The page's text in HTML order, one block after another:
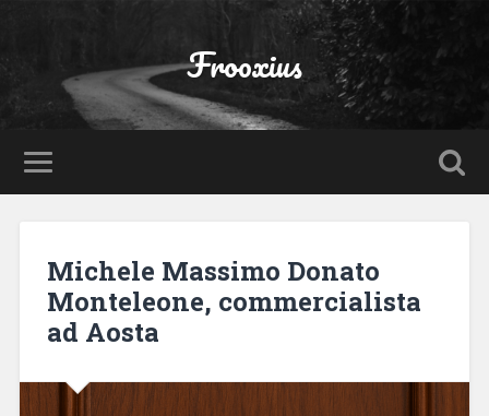
Frooxius
Michele Massimo Donato
Monteleone, commercialista
ad Aosta